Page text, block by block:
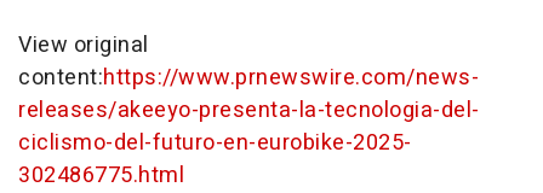
View original
content:https://www.prnewswire.com/news-
releases/akeeyo-presenta-la-tecnologia-del-
ciclismo-del-futuro-en-eurobike-2025-
302486775.html